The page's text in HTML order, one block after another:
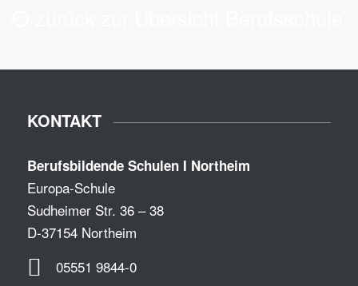
KONTAKT
Berufsbildende Schulen I Northeim
Europa-Schule
Sudheimer Str. 36 – 38
D-37154 Northeim
05551 9844-0